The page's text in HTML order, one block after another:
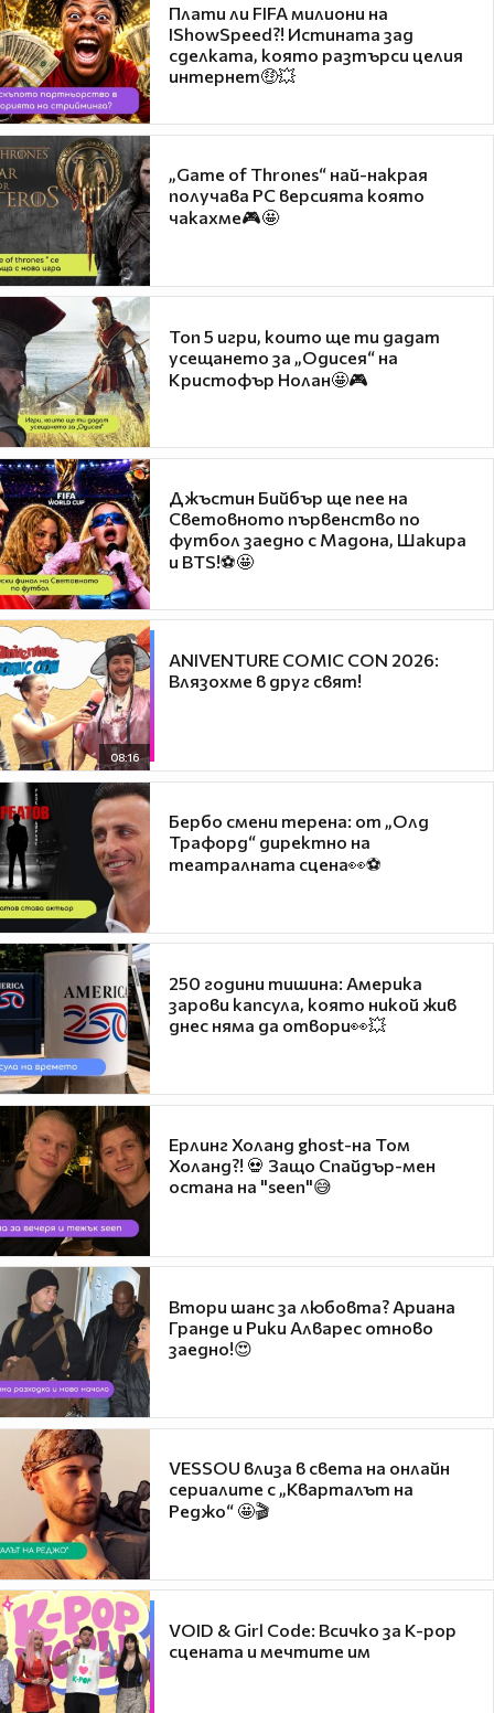
Плати ли FIFA милиони на
IShowSpeed?! Истината зад
сделката, която разтърси целия
интернет🤑💥
„Game of Thrones“ най-накрая
получава PC версията която
чакахме🎮🤩
Топ 5 игри, които ще ти дадат
усещането за „Одисея“ на
Кристофър Нолан🤩🎮
Джъстин Бийбър ще пее на
Световното първенство по
футбол заедно с Мадона, Шакира
и BTS!⚽🤩
08:16
ANIVENTURE COMIC CON 2026:
Влязохме в друг свят!
Бербо смени терена: от „Олд
Трафорд“ директно на
театралната сцена👀⚽
250 години тишина: Америка
зарови капсула, която никой жив
днес няма да отвори👀💥
Ерлинг Холанд ghost-на Том
Холанд?! 💀 Защо Спайдър-мен
остана на "seen"😅
Втори шанс за любовта? Ариана
Гранде и Рики Алварес отново
заедно!😍
VESSOU влиза в света на онлайн
сериалите с „Кварталът на
Реджо“ 🤩🎬
VOID & Girl Code: Всичко за K-pop
сцената и мечтите им